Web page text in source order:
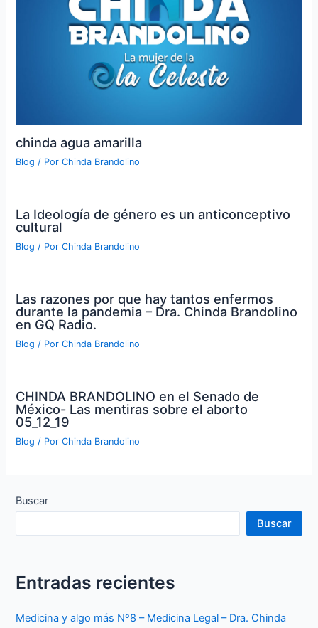
chinda agua amarilla
Blog / PorChinda Brandolino
La Ideología de género es un anticonceptivo
cultural
Blog / PorChinda Brandolino
Las razones por que hay tantos enfermos
durante la pandemia – Dra. Chinda Brandolino
en GQ Radio.
Blog / PorChinda Brandolino
CHINDA BRANDOLINO en el Senado de
México- Las mentiras sobre el aborto
05_12_19
Blog / PorChinda Brandolino
Buscar
Buscar
Entradas recientes
Medicina y algo más Nº8 – Medicina Legal – Dra. Chinda